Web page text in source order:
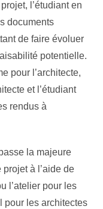
l’étudiant en
documents
de faire évoluer
potentielle.
pour l’architecte,
et l’étudiant
rendus à
la majeure
à l’aide de
l’atelier pour les
pour les architectes